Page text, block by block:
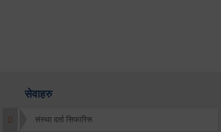
सेवाहरु
संस्था दर्ता सिफारिस